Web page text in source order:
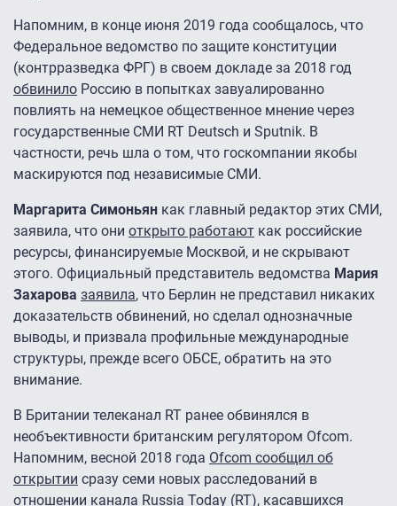
Напомним, в конце июня 2019 года сообщалось, что
Федеральное ведомство по защите конституции
(контрразведка ФРГ) в своем докладе за 2018 год
обвинило Россию в попытках завуалированно
повлиять на немецкое общественное мнение через
государственные СМИ RT Deutsch и Sputnik. В
частности, речь шла о том, что госкомпании якобы
маскируются под независимые СМИ.
Маргарита Симоньян как главный редактор этих СМИ,
заявила, что они открыто работают как российские
ресурсы, финансируемые Москвой, и не скрывают
этого. Официальный представитель ведомства Мария
Захарова заявила, что Берлин не представил никаких
доказательств обвинений, но сделал однозначные
выводы, и призвала профильные международные
структуры, прежде всего ОБСЕ, обратить на это
внимание.
В Британии телеканал RT ранее обвинялся в
необъективности британским регулятором Ofcom.
Напомним, весной 2018 года Ofcom сообщил об
открытии сразу семи новых расследований в
отношении канала Russia Today (RT), касавшихся